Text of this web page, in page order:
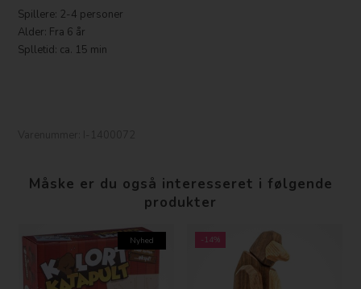
Spillere: 2-4 personer
Alder: Fra 6 år
Splletid: ca. 15 min
Måske er du også interesseret i følgende
produkter
Nyhed -14%